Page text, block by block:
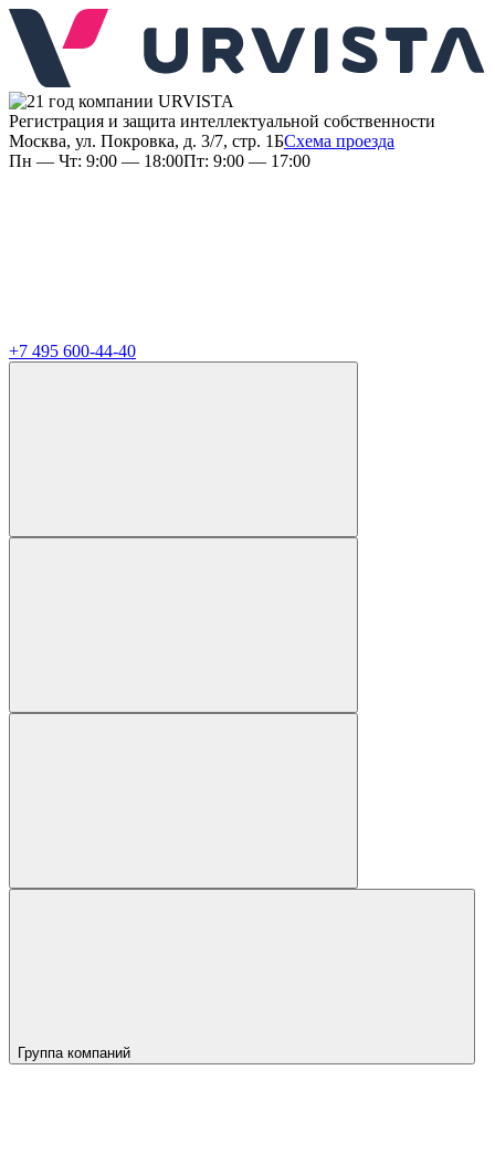
Регистрация и защита интеллектуальной собственности
Москва, ул. Покровка, д. 3/7, стр. 1БСхема проезда
Пн — Чт: 9:00 — 18:00Пт: 9:00 — 17:00
+7 495 600-44-40
Группа компаний